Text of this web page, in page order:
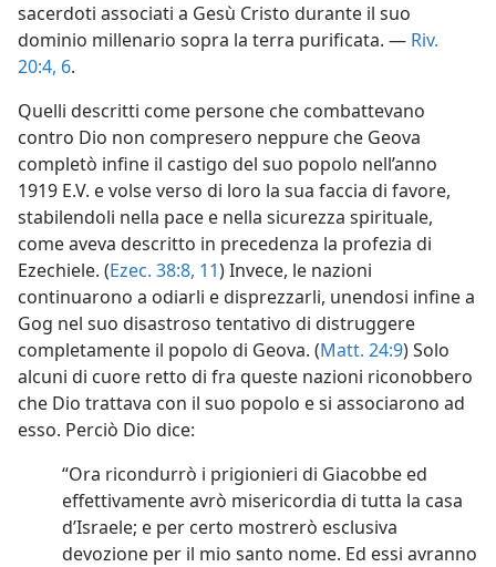
sacerdoti associati a Gesù Cristo durante il suo
dominio millenario sopra la terra purificata. — Riv.
20:4, 6.
Quelli descritti come persone che combattevano
contro Dio non compresero neppure che Geova
completò infine il castigo del suo popolo nell’anno
1919 E.V. e volse verso di loro la sua faccia di favore,
stabilendoli nella pace e nella sicurezza spirituale,
come aveva descritto in precedenza la profezia di
Ezechiele. (Ezec. 38:8, 11) Invece, le nazioni
continuarono a odiarli e disprezzarli, unendosi infine a
Gog nel suo disastroso tentativo di distruggere
completamente il popolo di Geova. (Matt. 24:9) Solo
alcuni di cuore retto di fra queste nazioni riconobbero
che Dio trattava con il suo popolo e si associarono ad
esso. Perciò Dio dice:
“Ora ricondurrò i prigionieri di Giacobbe ed
effettivamente avrò misericordia di tutta la casa
d’Israele; e per certo mostrerò esclusiva
devozione per il mio santo nome. Ed essi avranno